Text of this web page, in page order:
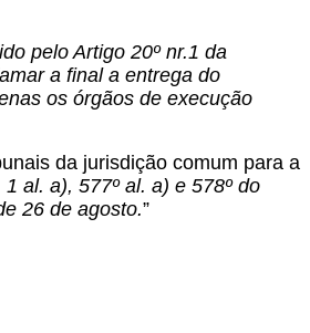
pelo Artigo 20º nr.1 da
a final a entrega do
os órgãos de execução
da jurisdição comum para a
al. a), 577º al. a) e 578º do
26 de agosto.”